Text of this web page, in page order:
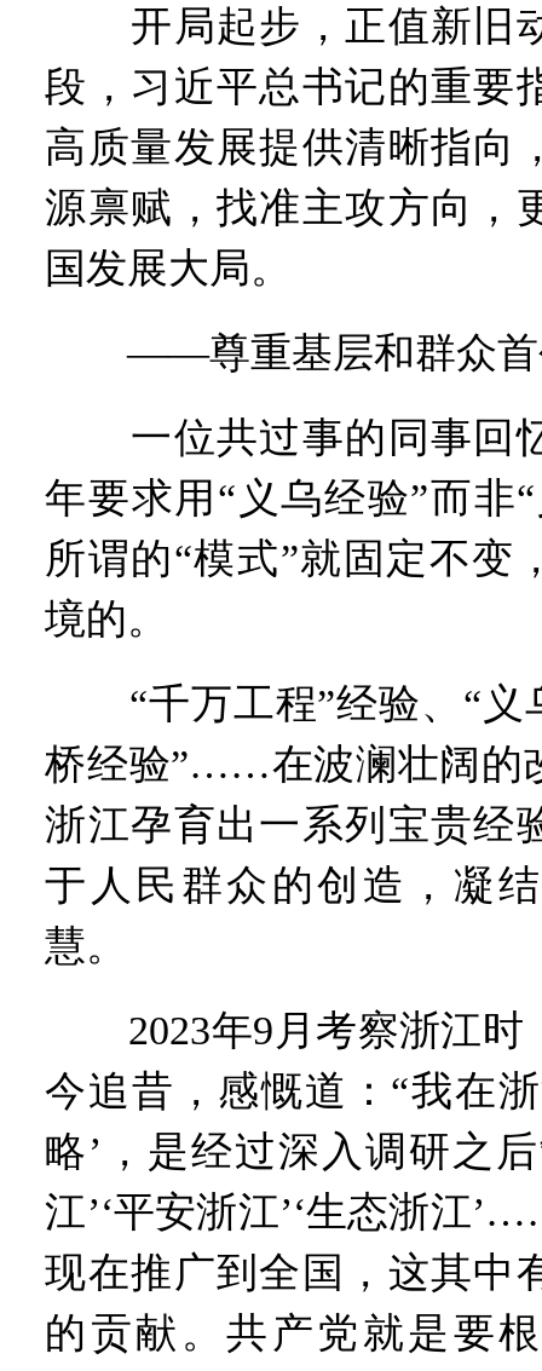
开局起步，正值新旧
段，习近平总书记的重要
高质量发展提供清晰指向
源禀赋，找准主攻方向，
国发展大局。
——尊重基层和群众首
一位共过事的同事回
年要求用“义乌经验”而非
所谓的“模式”就固定不变
境的。
“千万工程”经验、“义
桥经验”……在波澜壮阔的
浙江孕育出一系列宝贵经
于人民群众的创造，凝
慧。
2023年9月考察浙江时
今追昔，感慨道：“我在
略’，是经过深入调研之
江’‘平安浙江’‘生态浙江
现在推广到全国，这其中
的贡献。共产党就是要